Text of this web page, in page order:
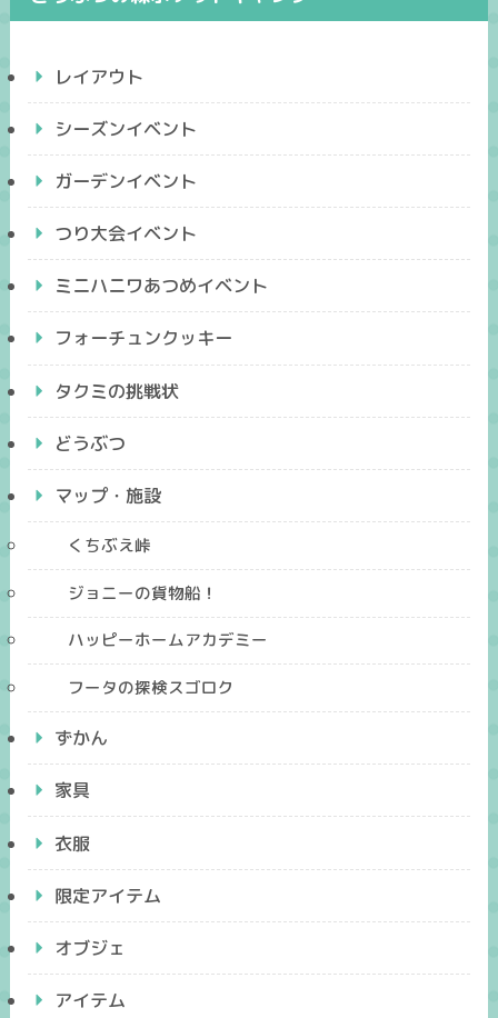
レイアウト
シーズンイベント
ガーデンイベント
つり大会イベント
ミニハニワあつめイベント
フォーチュンクッキー
タクミの挑戦状
どうぶつ
マップ・施設
くちぶえ峠
ジョニーの貨物船！
ハッピーホームアカデミー
フータの探検スゴロク
ずかん
家具
衣服
限定アイテム
オブジェ
アイテム